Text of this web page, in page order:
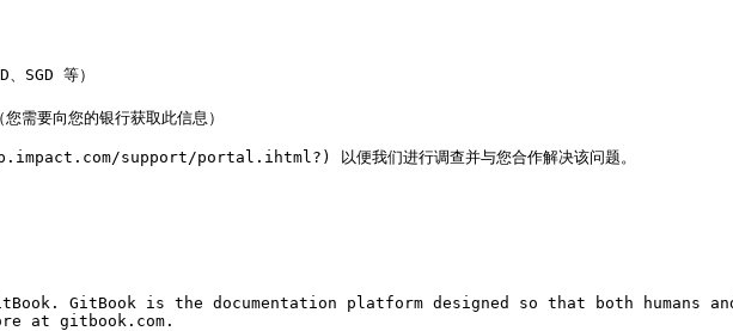
SGD 等）
需要向您的银行获取此信息）
support/portal.ihtml?) 以便我们进行调查并与您合作解决该问题。
GitBook is the documentation platform designed so that both humans
at gitbook.com.